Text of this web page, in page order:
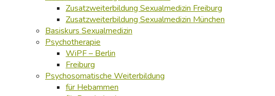
Zusatzweiterbildung Sexualmedizin Freiburg
Zusatzweiterbildung Sexualmedizin München
Basiskurs Sexualmedizin
Psychotherapie
WiPF – Berlin
Freiburg
Psychosomatische Weiterbildung
für Hebammen